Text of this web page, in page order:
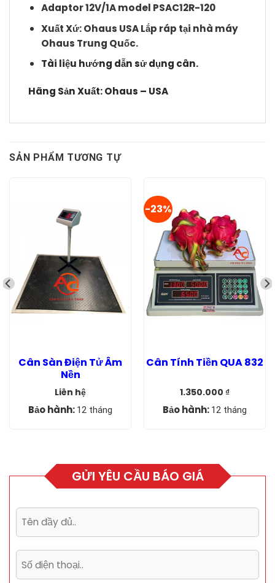
Adaptor 12V/1A model PSAC12R-120
Xuất Xứ: Ohaus USA Lắp ráp tại nhà máy
Ohaus Trung Quốc.
Tài liệu hướng dẫn sử dụng cân.
Hãng Sản Xuất: Ohaus – USA
SẢN PHẨM TƯƠNG TỰ
Cân Sàn Điện Tử Âm
Nền
Liên hệ
Bảo hành: 12 tháng
-23%
Cân Tính Tiền QUA 832
gốc
là:
1.350.000 ₫
hiện
tại
Bảo hành: 12 tháng
GỬI YÊU CẦU BÁO GIÁ